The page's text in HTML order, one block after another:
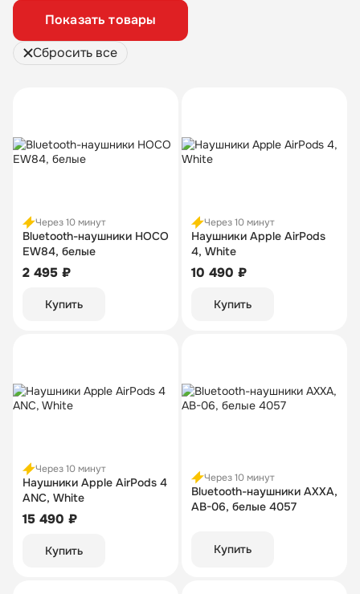
Показать товары
Сбросить все
Через 10 минут
Bluetooth-наушники HOCO
EW84, белые
2 495 ₽
Купить
Через 10 минут
Наушники Apple AirPods
4, White
10 490 ₽
Купить
Через 10 минут
Наушники Apple AirPods 4
ANC, White
15 490 ₽
Купить
Через 10 минут
Bluetooth-наушники AXXA,
AB-06, белые 4057
Купить